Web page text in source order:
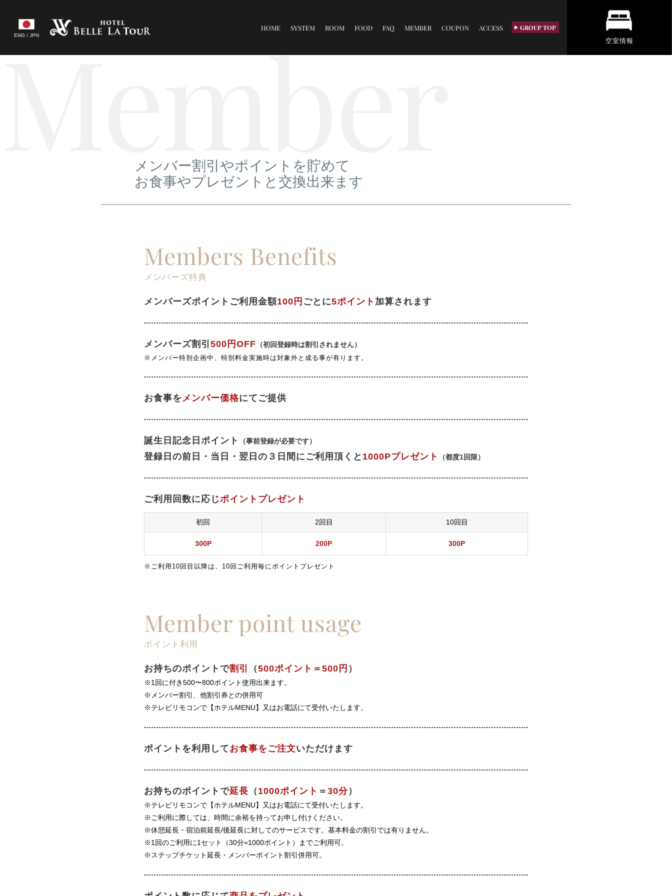
content
GROUP TOP
ENG / JPN
空室情報
HOME SYSTEM ROOM FOOD FAQ MEMBER COUPON ACCESS
Member
メンバー割引やポイントを貯めて
お食事やプレゼントと交換出来ます
Members Benefits
メンバーズ特典
メンバーズポイントご利用金額100円 ごとに5ポイント 加算されます
メンバーズ割引 500円OFF （初回登録時は割引されません）
※メンバー特別企画中、特別料金実施時は対象外と成る事が有ります。
お食事をメンバー価格にてご提供
誕生日記念日ポイント （事前登録が必要です）
登録日の前日・当日・翌日の３日間にご利用頂くと 1000Pプレゼント （都度1回限）
ご利用回数に応じポイントプレゼント
初回 2回目 10回目
300P 200P 300P
※ご利用10回目以降は、10回ご利用毎にポイントプレゼント
Member point usage
ポイント利用
お持ちのポイントで割引 （500ポイント ＝ 500円 ）
※1回に付き500〜800ポイント使用出来ます。
※メンバー割引、他割引券との併用可
※テレビリモコンで【ホテルMENU】又はお電話にて受付いたします。
ポイントを利用してお食事をご注文いただけます
お持ちのポイントで延長 （ 1000ポイント ＝ 30分）
※テレビリモコンで【ホテルMENU】又はお電話にて受付いたします。
※ご利用に際しては、時間に余裕を持ってお申し付けください。
※休憩延長・宿泊前延長/後延長に対してのサービスです。基本料金の割引では有りません。
※1回のご利用に1セット（30分=1000ポイント）までご利用可。
※ステップチケット延長・メンバーポイント割引併用可。